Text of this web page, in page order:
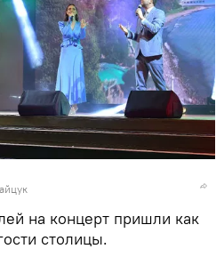
на концерт пришли как
столицы.